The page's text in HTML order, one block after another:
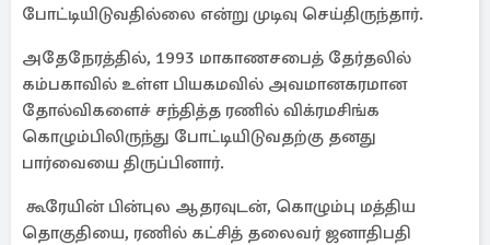
போட்டியிடுவதில்லை என்று முடிவு செய்திருந்தார்.
அதேநேரத்தில், 1993 மாகாணசபைத் தேர்தலில்
கம்பகாவில் உள்ள பியகமவில் அவமானகரமான
தோல்விகளைச் சந்தித்த ரணில் விக்ரமசிங்க
கொழும்பிலிருந்து போட்டியிடுவதற்கு தனது
பார்வையை திருப்பினார்.
கூரேயின் பின்புல ஆதரவுடன், கொழும்பு மத்திய
தொகுதியை, ரணில் கட்சித் தலைவர் ஜனாதிபதி